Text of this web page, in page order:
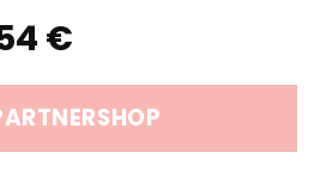
€
€Aktueller
ist:
42,54 €.